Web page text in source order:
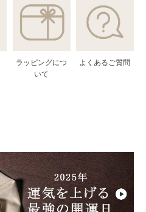
ラッピングにつ
いて
よくあるご質問